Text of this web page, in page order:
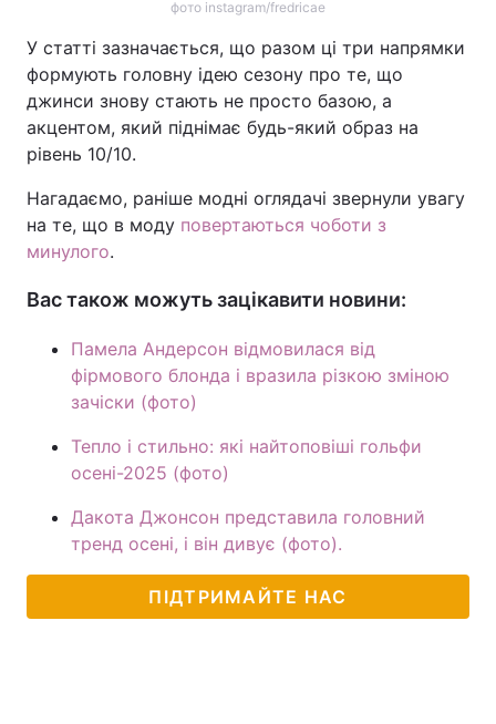
фото instagram/fredricae
У статті зазначається, що разом ці три напрямки
формують головну ідею сезону про те, що
джинси знову стають не просто базою, а
акцентом, який піднімає будь-який образ на
рівень 10/10.
Нагадаємо, раніше модні оглядачі звернули увагу
на те, що в моду повертаються чоботи з
минулого.
Вас також можуть зацікавити новини:
Памела Андерсон відмовилася від
фірмового блонда і вразила різкою зміною
зачіски (фото)
Тепло і стильно: які найтоповіші гольфи
осені-2025 (фото)
Дакота Джонсон представила головний
тренд осені, і він дивує (фото).
ПІДТРИМАЙТЕ НАС